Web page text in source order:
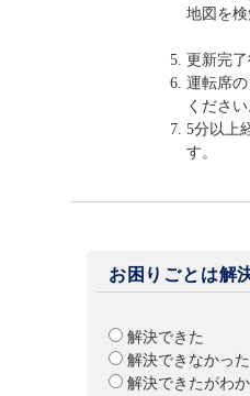
地図を
更新完
運転席
くださ
5分以上
す。
お困りごとは解
解決できた
解決できなかった
解決できたがわ